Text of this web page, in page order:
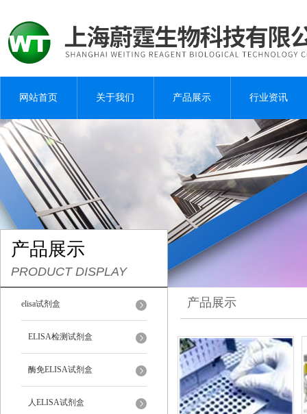
网站首页 关于我们 产品展示 行业资讯
产品展示
PRODUCT DISPLAY
elisa试剂盒
ELISA检测试剂盒
酶免ELISA试剂盒
人ELISA试剂盒
产品展示